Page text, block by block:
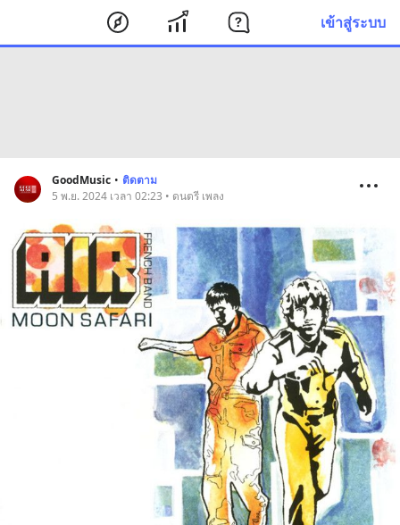
เข้าสู่ระบบ
GoodMusic • ติดตาม
5 พ.ย. 2024 เวลา 02:23 • ดนตรี เพลง